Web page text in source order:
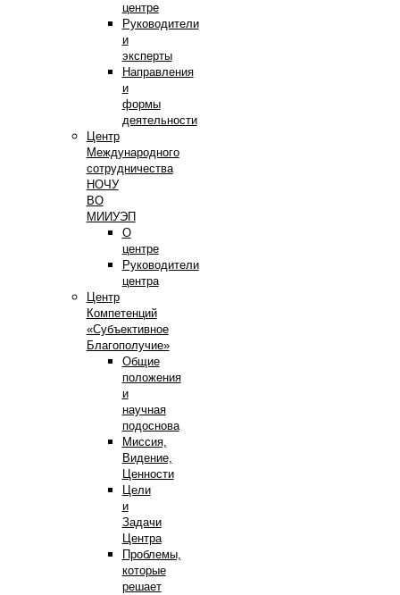
центре
Руководители
и
эксперты
Направления
и
формы
деятельности
Центр
Международного
сотрудничества
НОЧУ
ВО
МИИУЭП
О
центре
Руководители
центра
Центр
Компетенций
«Субъективное
Благополучие»
Общие
положения
и
научная
подоснова
Миссия,
Видение,
Ценности
Цели
и
Задачи
Центра
Проблемы,
которые
решает